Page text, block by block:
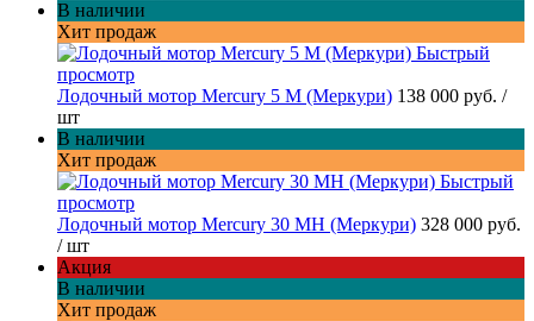
В наличии
Хит продаж
Быстрый
просмотр
Лодочный мотор Mercury 5 M (Меркури) 138 000 руб. /
шт
В наличии
Хит продаж
Быстрый
просмотр
Лодочный мотор Mercury 30 MH (Меркури) 328 000 руб.
/ шт
Акция
В наличии
Хит продаж